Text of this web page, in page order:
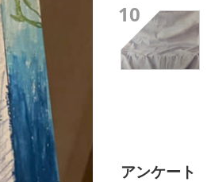
10
アンケート